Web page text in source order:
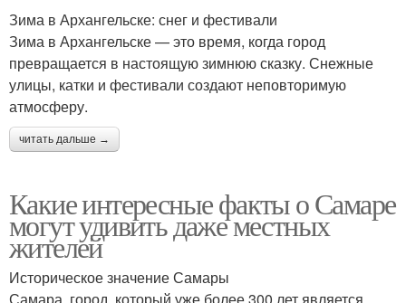
Зима в Архангельске: снег и фестивали
Зима в Архангельске — это время, когда город
превращается в настоящую зимнюю сказку. Снежные
улицы, катки и фестивали создают неповторимую
атмосферу.
читать дальше →
Какие интересные факты о Самаре
могут удивить даже местных
жителей
Историческое значение Самары